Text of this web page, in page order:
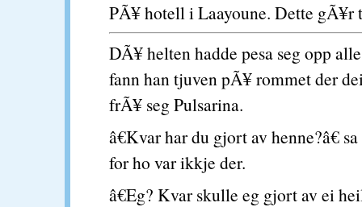
PÃ¥ hotell i Laayoune. Dette gÃ¥r
DÃ¥ helten hadde pesa seg opp
fann han tjuven pÃ¥ rommet der
frÃ¥ seg Pulsarina.
â€Kvar har du gjort av henne?â€
for ho var ikkje der.
â€Eg? Kvar skulle eg gjort av ei